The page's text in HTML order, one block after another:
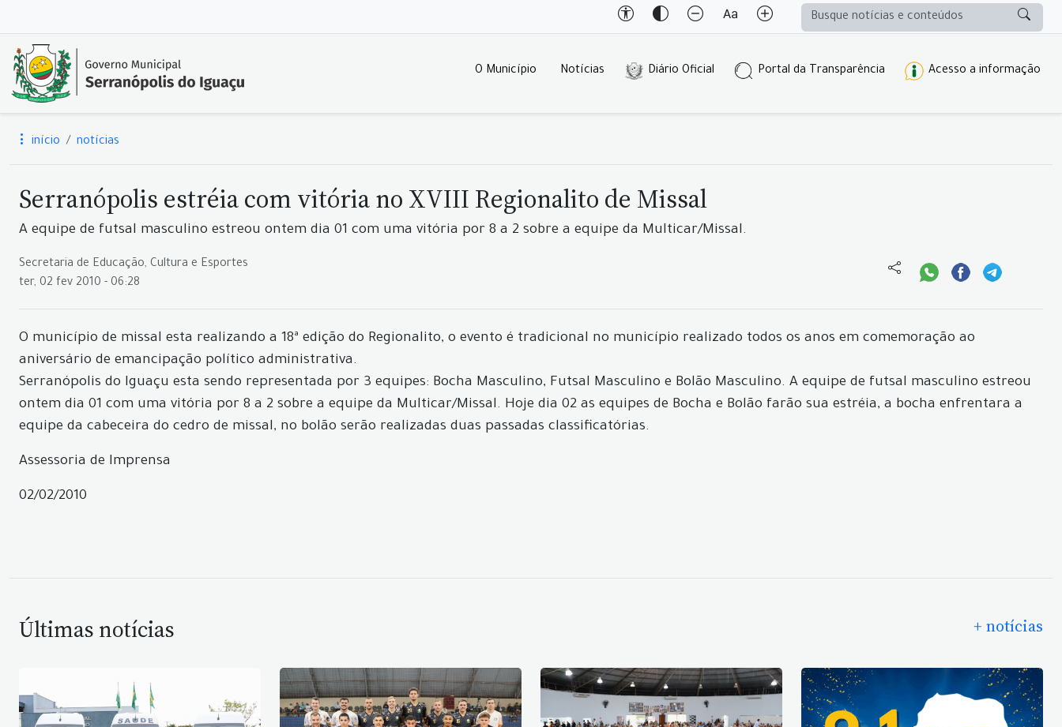
O Município Notícias Diário Oficial Portal da Transparência Acesso a informação
início notícias
Serranópolis estréia com vitória no XVIII Regionalito de Missal
A equipe de futsal masculino estreou ontem dia 01 com uma vitória por 8 a 2 sobre a equipe da Multicar/Missal.
Secretaria de Educação, Cultura e Esportes
ter, 02 fev 2010 - 06:28
O município de missal esta realizando a 18ª edição do Regionalito, o evento é tradicional no município realizado todos os anos em comemoração ao
aniversário de emancipação político administrativa.
Serranópolis do Iguaçu esta sendo representada por 3 equipes: Bocha Masculino, Futsal Masculino e Bolão Masculino. A equipe de futsal masculino estreou
ontem dia 01 com uma vitória por 8 a 2 sobre a equipe da Multicar/Missal. Hoje dia 02 as equipes de Bocha e Bolão farão sua estréia, a bocha enfrentara a
equipe da cabeceira do cedro de missal, no bolão serão realizadas duas passadas classificatórias.
Assessoria de Imprensa
02/02/2010
Últimas notícias + notícias